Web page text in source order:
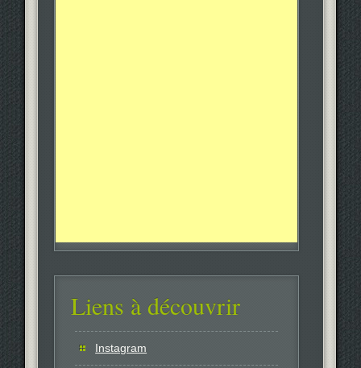
Liens à découvrir
Instagram